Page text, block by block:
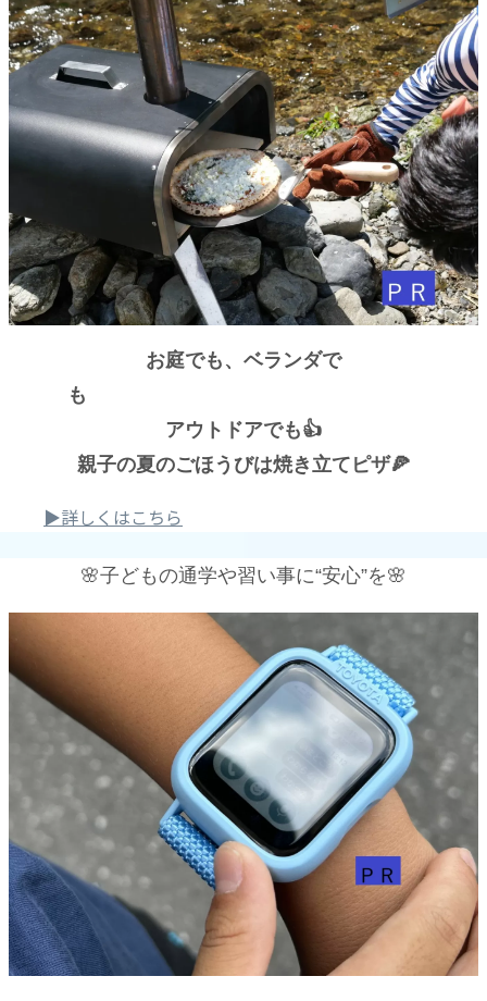
お庭でも、ベランダで
も
アウトドアでも👍
親子の夏のごほうびは焼き立てピザ🍕
▶詳しくはこちら
🌸子どもの通学や習い事に“安心”を🌸